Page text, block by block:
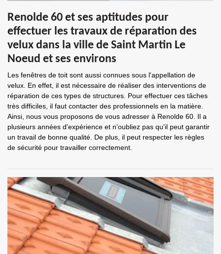
Renolde 60 et ses aptitudes pour
effectuer les travaux de réparation des
velux dans la ville de Saint Martin Le
Noeud et ses environs
Les fenêtres de toit sont aussi connues sous l'appellation de
velux. En effet, il est nécessaire de réaliser des interventions de
réparation de ces types de structures. Pour effectuer ces tâches
très difficiles, il faut contacter des professionnels en la matière.
Ainsi, nous vous proposons de vous adresser à Renolde 60. Il a
plusieurs années d'expérience et n'oubliez pas qu'il peut garantir
un travail de bonne qualité. De plus, il peut respecter les règles
de sécurité pour travailler correctement.